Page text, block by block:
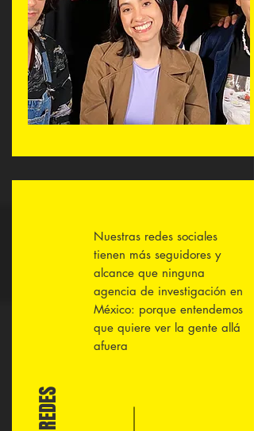
REDES
Nuestras redes sociales
tienen más seguidores y
alcance que ninguna
agencia de investigación en
México: porque entendemos
que quiere ver la gente allá
afuera